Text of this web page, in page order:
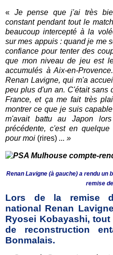
« Je pense que j'ai très
constant pendant tout le
beaucoup intercepté à la
sur mes appuis : quand je me
confiance pour tenter des
que mon niveau de jeu est
accumulés à Aix-en-
Renan Lavigne, qui m'a
peu plus d'un an. C'était sans
France, et ça me fait très
montrer ce que je suis
m'avait battu au Japon
précédente, c'est en
pour moi (rires) ...»
Renan Lavigne (à gauche) a rendu un
remise
Lors de la remise
national Renan
Ryosei Kobayashi,
de reconstruction
Bonmalais.